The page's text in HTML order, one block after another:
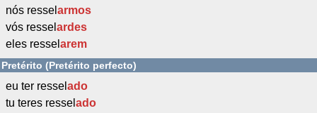
nós ressel armos
vós ressel ardes
eles ressel arem
Pretérito (Pretérito perfecto)
eu ter ressel ado
tu teres ressel ado